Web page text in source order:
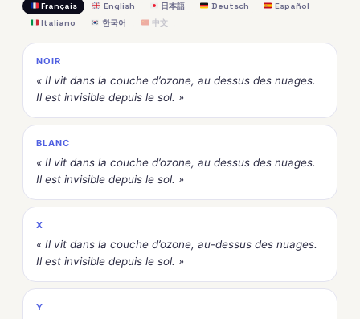
Français English 日本語 Deutsch
Español
Italiano
한국어 中文
NOIR
« Il vit dans la couche d’ozone, au dessus des nuages.
Il est invisible depuis le sol. »
BLANC
« Il vit dans la couche d’ozone, au dessus des nuages.
Il est invisible depuis le sol. »
X
« Il vit dans la couche d’ozone, au-dessus des nuages.
Il est invisible depuis le sol. »
Y